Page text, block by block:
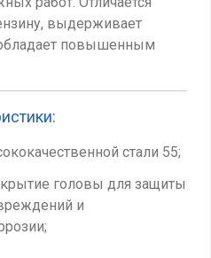
выдерживает
повышенным
стали 55;
головы для защиты
и